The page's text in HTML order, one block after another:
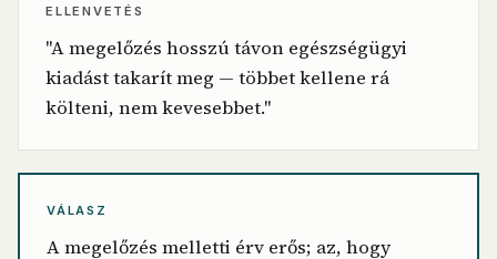
ELLENVETÉS
"A megelőzés hosszú távon egészségügyi
kiadást takarít meg — többet kellene rá
költeni, nem kevesebbet."
VÁLASZ
A megelőzés melletti érv erős; az, hogy